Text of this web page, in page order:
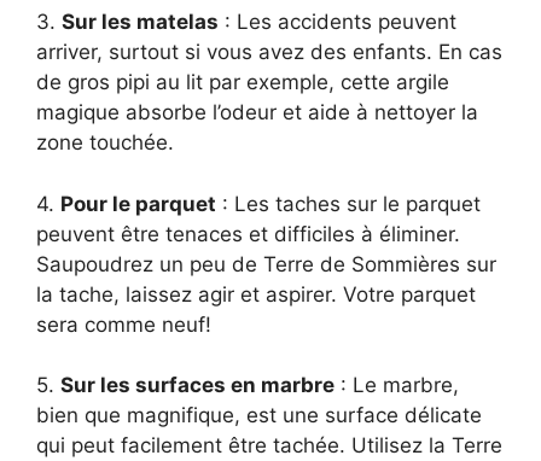
3. Sur les matelas : Les accidents peuvent
arriver, surtout si vous avez des enfants. En cas
de gros pipi au lit par exemple, cette argile
magique absorbe l’odeur et aide à nettoyer la
zone touchée.
4. Pour le parquet : Les taches sur le parquet
peuvent être tenaces et difficiles à éliminer.
Saupoudrez un peu de Terre de Sommières sur
la tache, laissez agir et aspirer. Votre parquet
sera comme neuf!
5. Sur les surfaces en marbre : Le marbre,
bien que magnifique, est une surface délicate
qui peut facilement être tachée. Utilisez la Terre